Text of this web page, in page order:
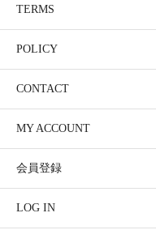
TERMS
POLICY
CONTACT
MY ACCOUNT
会員登録
LOG IN